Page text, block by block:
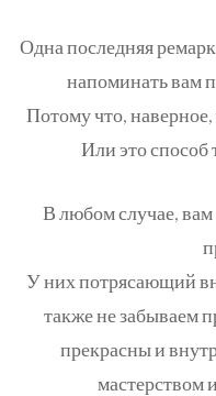
Одна последняя
напоминать вам
Потому что,
Или это способ
В любом случае, вам
У них потрясающий
также не забываем
прекрасны и
мастерством